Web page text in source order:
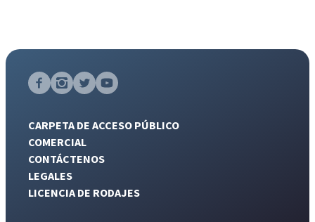
CARPETA DE ACCESO PÚBLICO
COMERCIAL
CONTÁCTENOS
LEGALES
LICENCIA DE RODAJES